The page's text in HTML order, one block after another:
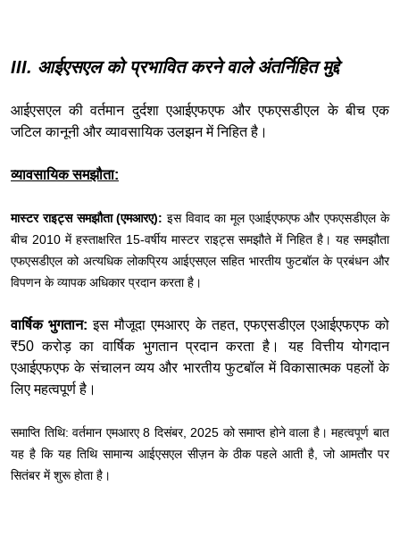
III. आईएसएल को प्रभावित करने वाले अंतर्निहित मुद्दे
आईएसएल की वर्तमान दुर्दशा एआईएफएफ और एफएसडीएल के बीच एक
जटिल कानूनी और व्यावसायिक उलझन में निहित है।
व्यावसायिक समझौता:
मास्टर राइट्स समझौता (एमआरए): इस विवाद का मूल एआईएफएफ और एफएसडीएल के
बीच 2010 में हस्ताक्षरित 15-वर्षीय मास्टर राइट्स समझौते में निहित है। यह समझौता
एफएसडीएल को अत्यधिक लोकप्रिय आईएसएल सहित भारतीय फुटबॉल के प्रबंधन और
विपणन के व्यापक अधिकार प्रदान करता है।
वार्षिक भुगतान: इस मौजूदा एमआरए के तहत, एफएसडीएल एआईएफएफ को
₹50 करोड़ का वार्षिक भुगतान प्रदान करता है। यह वित्तीय योगदान
एआईएफएफ के संचालन व्यय और भारतीय फुटबॉल में विकासात्मक पहलों के
लिए महत्वपूर्ण है।
समाप्ति तिथि: वर्तमान एमआरए 8 दिसंबर, 2025 को समाप्त होने वाला है। महत्वपूर्ण बात
यह है कि यह तिथि सामान्य आईएसएल सीज़न के ठीक पहले आती है, जो आमतौर पर
सितंबर में शुरू होता है।